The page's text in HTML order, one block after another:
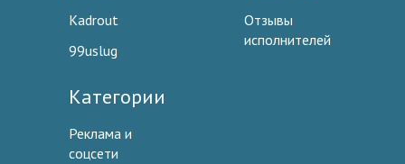
Kadrout
99uslug
Отзывы
исполнителей
Категории
Реклама и
соцсети